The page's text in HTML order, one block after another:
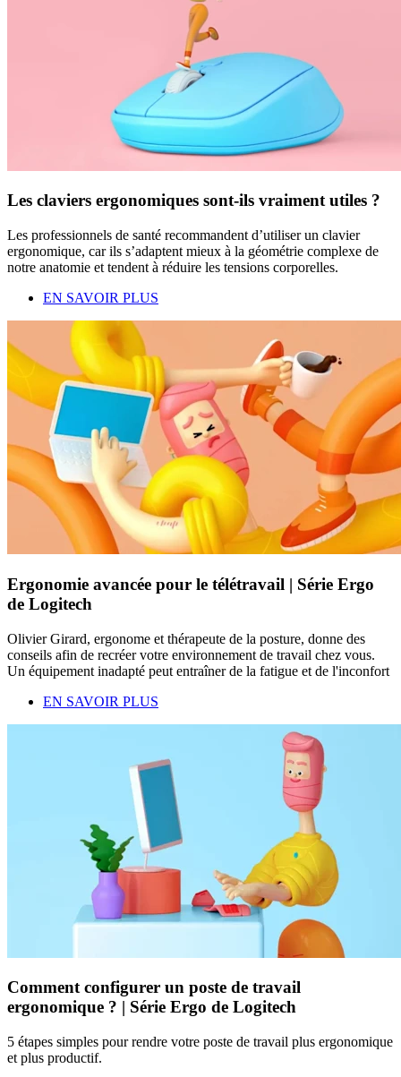
Les claviers ergonomiques sont-ils vraiment utiles ?
Les professionnels de santé recommandent d’utiliser un clavier
ergonomique, car ils s’adaptent mieux à la géométrie complexe de
notre anatomie et tendent à réduire les tensions corporelles.
EN SAVOIR PLUS
Ergonomie avancée pour le télétravail | Série Ergo
de Logitech
Olivier Girard, ergonome et thérapeute de la posture, donne des
conseils afin de recréer votre environnement de travail chez vous.
Un équipement inadapté peut entraîner de la fatigue et de l'inconfort
EN SAVOIR PLUS
Comment configurer un poste de travail
ergonomique ? | Série Ergo de Logitech
5 étapes simples pour rendre votre poste de travail plus ergonomique
et plus productif.